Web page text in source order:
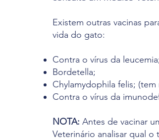
Existem outras vacinas
vida do gato:
Contra o vírus da
Bordetella;
Chylamydophila felis; (tem
Contra o vírus da
NOTA:Antes de vacinar
Veterinário analisar qual